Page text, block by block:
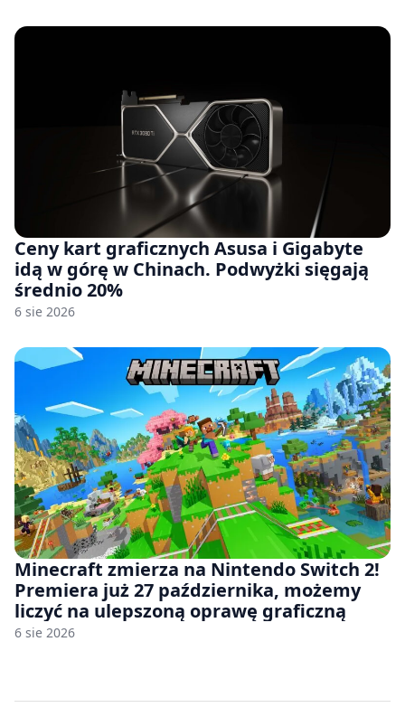
Ceny kart graficznych Asusa i Gigabyte
idą w górę w Chinach. Podwyżki sięgają
średnio 20%
6 sie 2026
Minecraft zmierza na Nintendo Switch 2!
Premiera już 27 października, możemy
liczyć na ulepszoną oprawę graficzną
6 sie 2026